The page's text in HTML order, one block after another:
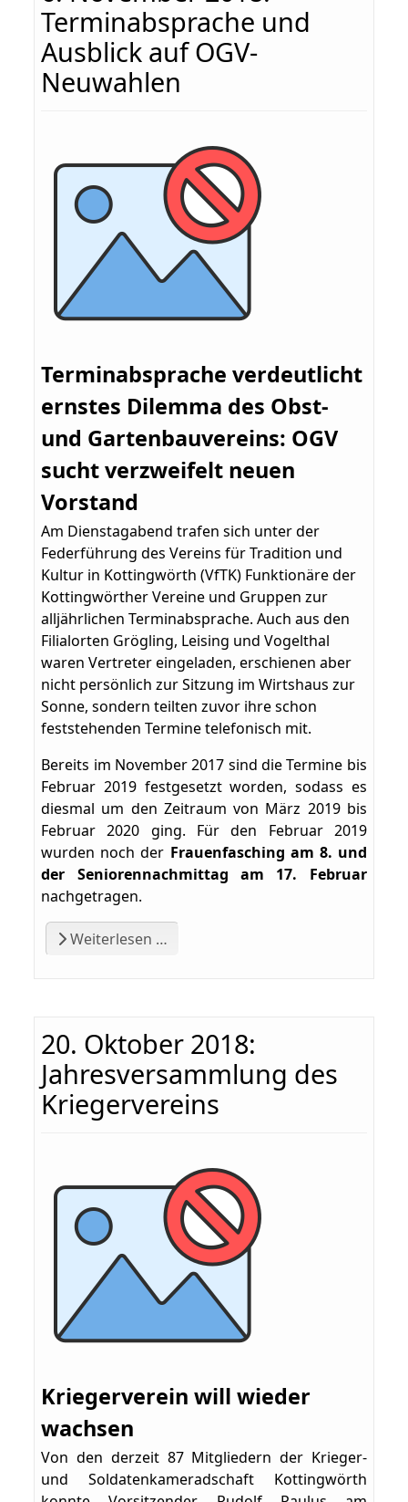
Terminabsprache und
Ausblick auf OGV-
Neuwahlen
Terminabsprache verdeutlicht
ernstes Dilemma des Obst-
und Gartenbauvereins: OGV
sucht verzweifelt neuen
Vorstand
Am Dienstagabend trafen sich unter der
Federführung des Vereins für Tradition und
Kultur in Kottingwörth (VfTK) Funktionäre der
Kottingwörther Vereine und Gruppen zur
alljährlichen Terminabsprache. Auch aus den
Filialorten Grögling, Leising und Vogelthal
waren Vertreter eingeladen, erschienen aber
nicht persönlich zur Sitzung im Wirtshaus zur
Sonne, sondern teilten zuvor ihre schon
feststehenden Termine telefonisch mit.
Bereits im November 2017 sind die Termine bis
Februar 2019 festgesetzt worden, sodass es
diesmal um den Zeitraum von März 2019 bis
Februar 2020 ging. Für den Februar 2019
wurden noch der Frauenfasching am 8. und
der Seniorennachmittag am 17. Februar
nachgetragen.
Weiterlesen …
20. Oktober 2018:
Jahresversammlung des
Kriegervereins
Kriegerverein will wieder
wachsen
Von den derzeit 87 Mitgliedern der Krieger-
und Soldatenkameradschaft Kottingwörth